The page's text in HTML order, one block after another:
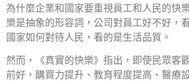
為什麼企業和國家要重視員工和人民的快
樂是抽象的形容詞，公司對員工好不好，
國家如何對待人民，看的是生活品質。
然而，《真實的快樂》指出，即使民眾客
前好，購買力提升、教育程度提高、醫療